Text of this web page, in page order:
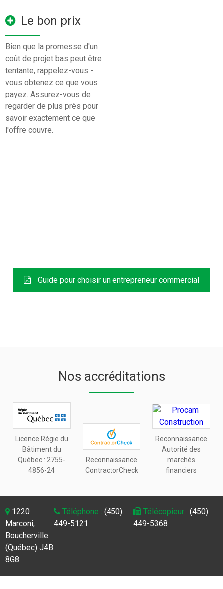
Le bon prix
Bien que la promesse d'un
coût de projet bas peut être
tentante, rappelez-vous -
vous obtenez ce que vous
payez. Assurez-vous de
regarder de plus près pour
savoir exactement ce que
l'offre couvre.
Guide pour choisir un entrepreneur commercial
Nos accréditations
Licence Régie du
Bâtiment du
Québec : 2755-
4856-24
Reconnaissance
ContractorCheck
Reconnaissance
Autorité des
marchés
financiers
1220
Marconi,
Boucherville
(Québec) J4B
8G8
Téléphone : (450)
449-5121
Télécopieur : (450)
449-5368